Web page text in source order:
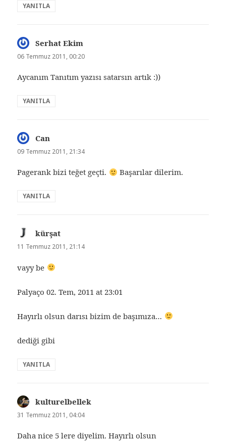
YANITLA
Serhat Ekim
ki:
06 Temmuz 2011, 00:20
Aycanım Tanıtım yazısı satarsın artık :))
YANITLA
Can
ki:
09 Temmuz 2011, 21:34
Pagerank bizi teğet geçti. Başarılar dilerim.
YANITLA
kürşat
ki:
11 Temmuz 2011, 21:14
vayy be
Palyaço 02. Tem, 2011 at 23:01
Hayırlı olsun darısı bizim de başımıza…
dediği gibi
YANITLA
kulturelbellek
31 Temmuz 2011, 04:04
Daha nice 5 lere diyelim. Hayırlı olsun